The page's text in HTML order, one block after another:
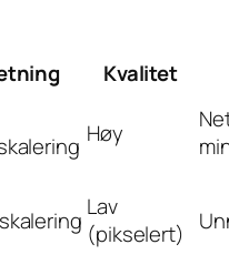
Kvalitet
Høy
Lav
(pikselert)